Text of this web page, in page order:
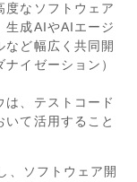
度なソフトウェア
生成AIやAIエージ
など幅広く共同開
イゼーション）
、テストコード
て活用すること
、ソフトウェア開